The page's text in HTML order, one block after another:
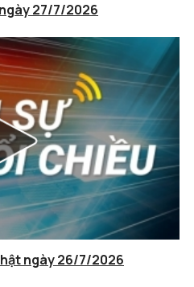
27/7/2026
ngày 26/7/2026